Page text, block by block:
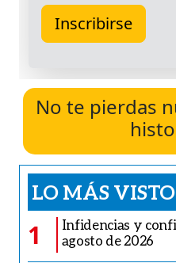
No te pierdas
LO MÁS VISTO
1
Infidencias y
agosto de 2026